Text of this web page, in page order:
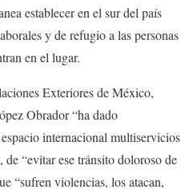
establecer en el sur del país
y de refugio a las personas
en el lugar.
Exteriores de México,
Obrador “ha dado
internacional multiservicios
de “evitar ese tránsito doloroso de
“sufren violencias, los atacan,